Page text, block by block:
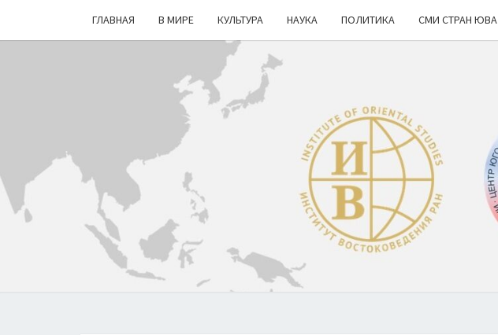
ГЛАВНАЯ В МИРЕ КУЛЬТУРА НАУКА ПОЛИТИКА СМИ СТРАН ЮВА